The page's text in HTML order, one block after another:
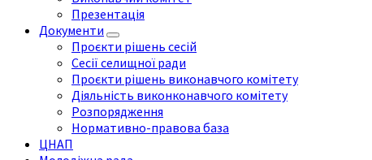
Презентація
Документи
Проєкти рішень сесій
Сесії селищної ради
Проєкти рішень виконавчого комітету
Діяльність виконконавчого комітету
Розпорядження
Нормативно-правова база
ЦНАП